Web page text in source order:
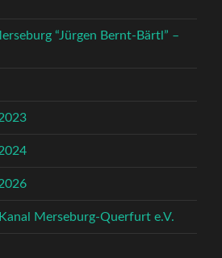
“Jürgen Bernt-Bärtl” –
Merseburg-Querfurt e.V.